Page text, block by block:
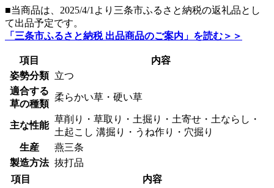
■当商品は、2025/4/1より三条市ふるさと納税の返礼品とし
て出品予定です。
「三条市ふるさと納税 出品商品のご案内」を読む＞＞
項目
内容
姿勢分類 立つ
適合する
草の種類
柔らかい草・硬い草
主な性能
草削り・草取り・土掘り・土寄せ・土ならし・
土起こし 溝掘り・うね作り・穴掘り
生産
燕三条
製造方法 抜打品
項目
内容